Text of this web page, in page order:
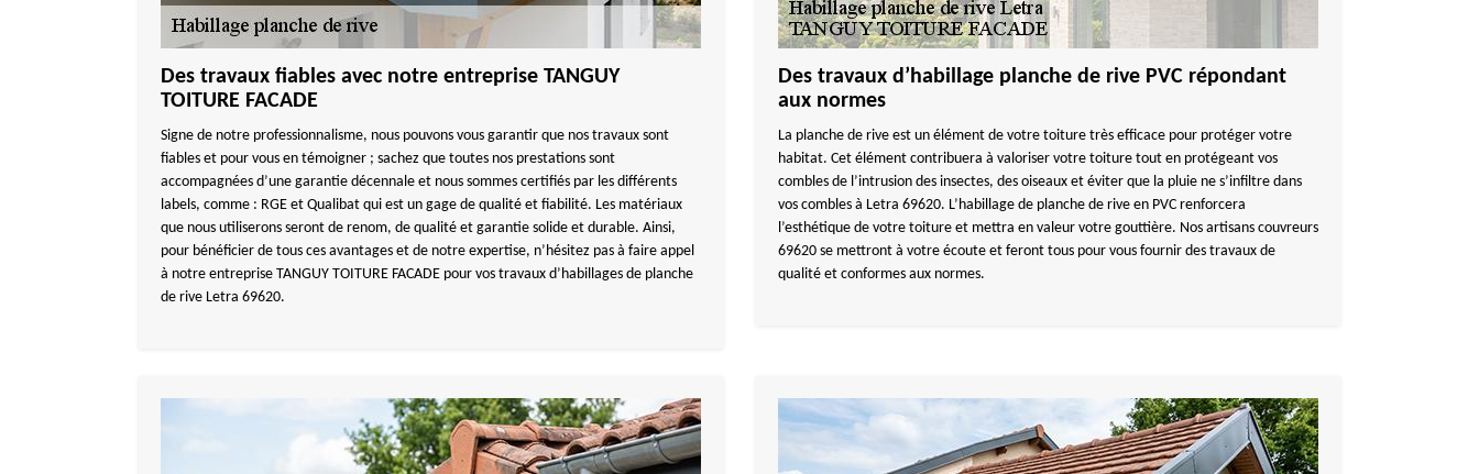
Des travaux fiables avec notre entreprise TANGUY
TOITURE FACADE
Signe de notre professionnalisme, nous pouvons vous garantir que nos travaux sont
fiables et pour vous en témoigner ; sachez que toutes nos prestations sont
accompagnées d’une garantie décennale et nous sommes certifiés par les différents
labels, comme : RGE et Qualibat qui est un gage de qualité et fiabilité. Les matériaux
que nous utiliserons seront de renom, de qualité et garantie solide et durable. Ainsi,
pour bénéficier de tous ces avantages et de notre expertise, n’hésitez pas à faire appel
à notre entreprise TANGUY TOITURE FACADE pour vos travaux d’habillages de planche
de rive Letra 69620.
Des travaux d’habillage planche de rive PVC répondant
aux normes
La planche de rive est un élément de votre toiture très efficace pour protéger votre
habitat. Cet élément contribuera à valoriser votre toiture tout en protégeant vos
combles de l’intrusion des insectes, des oiseaux et éviter que la pluie ne s’infiltre dans
vos combles à Letra 69620. L’habillage de planche de rive en PVC renforcera
l’esthétique de votre toiture et mettra en valeur votre gouttière. Nos artisans couvreurs
69620 se mettront à votre écoute et feront tous pour vous fournir des travaux de
qualité et conformes aux normes.